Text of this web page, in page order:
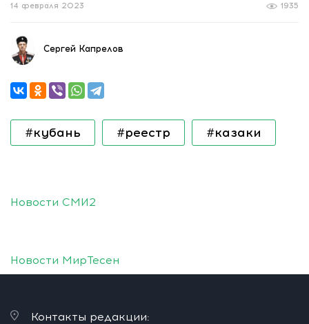
1935
14 февраля 2023
Сергей Капрелов
#кубань #реестр #казаки
Новости СМИ2
Новости МирТесен
Контакты редакции: